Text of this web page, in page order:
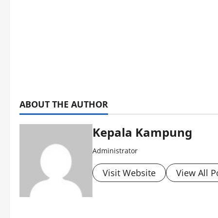
ABOUT THE AUTHOR
Kepala Kampung
Administrator
Visit Website View All